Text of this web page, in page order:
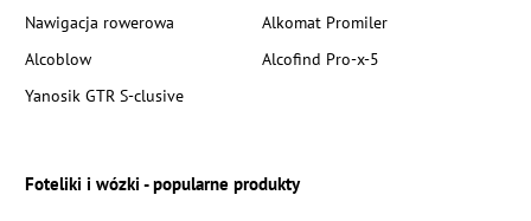
Nawigacja rowerowa
Alkomat Promiler
Alcoblow
Alcofind Pro-x-5
Yanosik GTR S-clusive
Foteliki i wózki - popularne produkty